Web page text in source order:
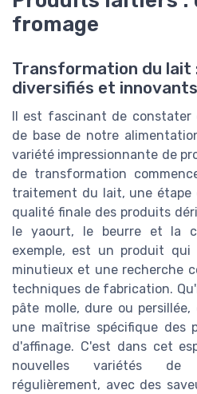
fromage
Transformation du lait
diversifiés et innovants
Il est fascinant de
de base de notre
variété impressionnante de
de transformation
traitement du lait, une étape
qualité finale des produits
le yaourt, le beurre et la
exemple, est un produit
minutieux et une recherche
techniques de fabrication.
pâte molle, dure ou
une maîtrise spécifique des
d'affinage. C'est dans cet
nouvelles variétés de
régulièrement, avec des